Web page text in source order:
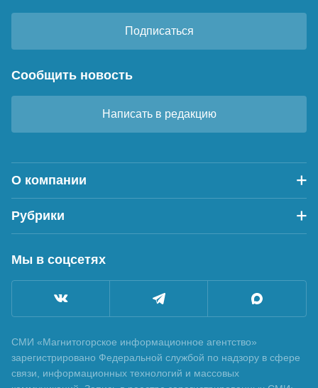
Подписаться
Сообщить новость
Написать в редакцию
О компании
Рубрики
Мы в соцсетях
СМИ «Магнитогорское информационное агентство»
зарегистрировано Федеральной службой по надзору в сфере
связи, информационных технологий и массовых